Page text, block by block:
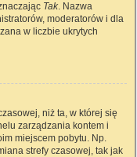
Tak. Nazwa
moderatorów i dla
w liczbie ukrytych
niż ta, w której się
zarządzania kontem i
miejscem pobytu. Np.
strefy czasowej, tak jak